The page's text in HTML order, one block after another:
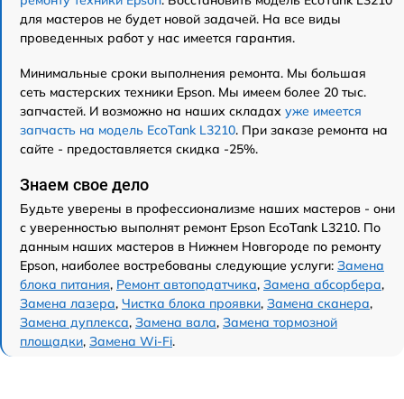
для мастеров не будет новой задачей. На все виды
проведенных работ у нас имеется гарантия.
Минимальные сроки выполнения ремонта. Мы большая
сеть мастерских техники Epson. Мы имеем более 20 тыс.
запчастей. И возможно на наших складах уже имеется
запчасть на модель EcoTank L3210. При заказе ремонта на
сайте - предоставляется скидка -25%.
Знаем свое дело
Будьте уверены в профессионализме наших мастеров - они
с уверенностью выполнят ремонт Epson EcoTank L3210. По
данным наших мастеров в Нижнем Новгороде по ремонту
Epson, наиболее востребованы следующие услуги: Замена
блока питания, Ремонт автоподатчика, Замена абсорбера,
Замена лазера, Чистка блока проявки, Замена сканера,
Замена дуплекса, Замена вала, Замена тормозной
площадки, Замена Wi-Fi.